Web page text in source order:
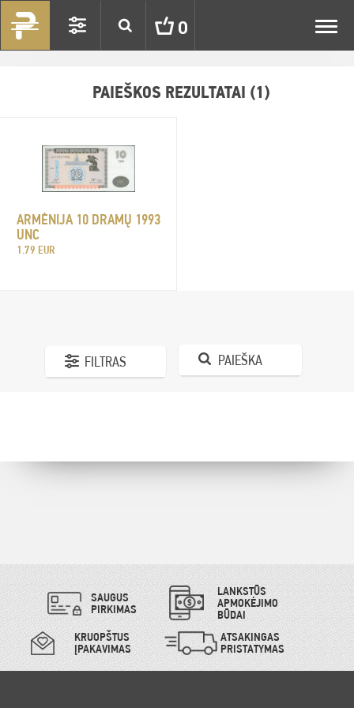
0
PAIEŠKOS REZULTATAI (1)
ARMĖNIJA 10 DRAMŲ 1993
UNC
1.79 EUR
FILTRAS PAIEŠKA
SAUGUS
PIRKIMAS
LANKSTŪS
APMOKĖJIMO
BŪDAI
KRUOPŠTUS
ĮPAKAVIMAS
ATSAKINGAS
PRISTATYMAS